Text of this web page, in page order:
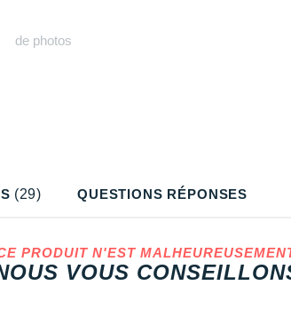
(29) QUESTIONS RÉPONSES
Plus
de photos
PRODUIT N'EST
VOUS